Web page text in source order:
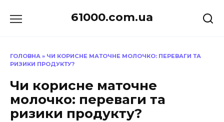
до
61000.com.ua
ГОЛОВНА » ЧИ КОРИСНЕ МАТОЧНЕ МОЛОЧКО: ПЕРЕВАГИ ТА
РИЗИКИ ПРОДУКТУ?
Чи корисне маточне
молочко: переваги та
ризики продукту?